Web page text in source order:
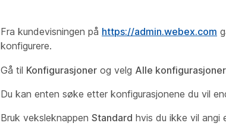
Fra kundevisningen på https://admin.webex.com
konfigurere.
Gå til Konfigurasjoner og velg Alle konfigurasjoner
Du kan enten søke etter konfigurasjonene du vil
Bruk veksleknappen Standard hvis du ikke vil angi